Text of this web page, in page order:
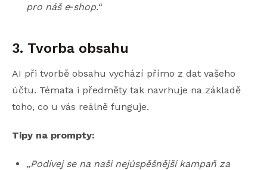
pro náš e‑shop.“
3. Tvorba obsahu
AI při tvorbě obsahu vychází přímo z dat vašeho
účtu. Témata i předměty tak navrhuje na základě
toho, co u vás reálně funguje.
Tipy na prompty:
„Podívej se na naši nejúspěšnější kampaň za